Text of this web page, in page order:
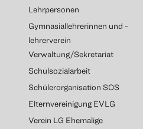
Lehrpersonen
Gymnasiallehrerinnen und -
lehrerverein
Verwaltung/Sekretariat
Schulsozialarbeit
Schülerorganisation SOS
Elternvereinigung EVLG
Verein LG Ehemalige